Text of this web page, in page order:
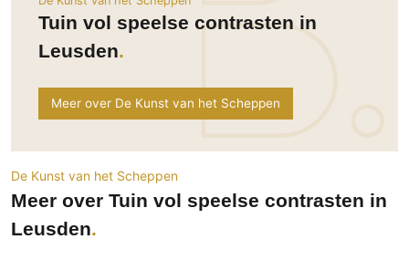
Woondecoratie
Inrichting
Roomdividers
Verlichting
Haarden
Glas
Ramen
Deursystemen
Glazen wandsystemen
Zonwering
Buitenshutters
Tuinmeubelen
Tuinverlichting
Omheining
Zwembad en zwemvijver
Kinderkamer
Serre/Veranda
Toilet
Werkkamer
Wijnkelder
Woonkamer
Tuin vol speelse contrasten in
Leusden
Meer over De Kunst van het Scheppen
De Kunst van het Scheppen
Meer over Tuin vol speelse contrasten in
Leusden